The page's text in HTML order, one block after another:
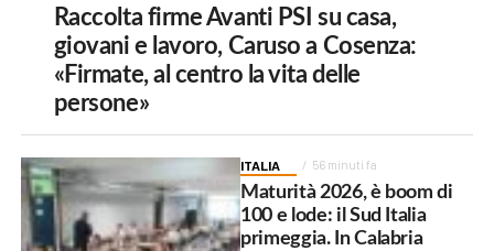
Raccolta firme Avanti PSI su casa,
giovani e lavoro, Caruso a Cosenza:
«Firmate, al centro la vita delle
persone»
ITALIA 56 minuti fa
Maturità 2026, è boom di
100 e lode: il Sud Italia
primeggia. In Calabria